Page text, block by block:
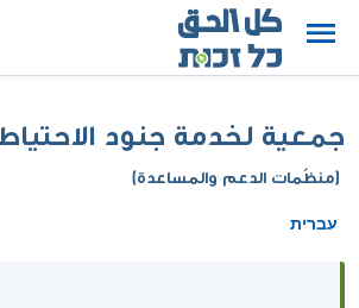
جمعية لخدمة جنود الاحتياط
(منظّمات الدعم والمساعدة)
עברית